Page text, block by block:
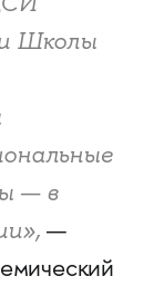
Школы
— в
—